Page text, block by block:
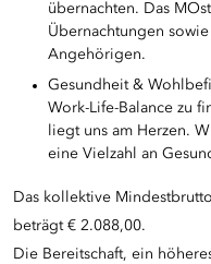
übernachten. Das
Übernachtungen
Angehörigen.
Gesundheit &
Work-Life-Balance zu
liegt uns am Herzen.
eine Vielzahl an
Das kollektive
beträgt € 2.088,00.
Die Bereitschaft, ein